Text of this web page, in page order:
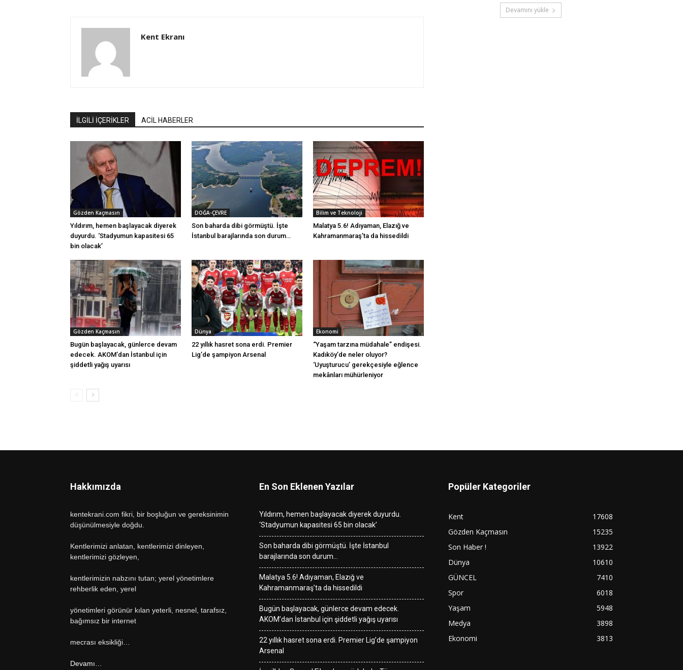
Kent Ekranı
İLGİLİ İÇERİKLER ACİL HABERLER
Gözden Kaçmasın
Yıldırım, hemen başlayacak diyerek
duyurdu. ‘Stadyumun kapasitesi 65
bin olacak’
DOĞA-ÇEVRE
Son baharda dibi görmüştü. İşte
İstanbul barajlarında son durum…
Bilim ve Teknoloji
Malatya 5.6! Adıyaman, Elazığ ve
Kahramanmaraş’ta da hissedildi
Gözden Kaçmasın
Bugün başlayacak, günlerce devam
edecek. AKOM’dan İstanbul için
şiddetli yağış uyarısı
Dünya
22 yıllık hasret sona erdi. Premier
Lig’de şampiyon Arsenal
Ekonomi
“Yaşam tarzına müdahale” endişesi.
Kadıköy’de neler oluyor?
‘Uyuşturucu’ gerekçesiyle eğlence
mekânları mühürleniyor
Devamını yükle
Hakkımızda
kentekrani.com fikri, bir boşluğun ve gereksinimin
düşünülmesiyle doğdu.
Kentlerimizi anlatan, kentlerimizi dinleyen,
kentlerimizi gözleyen,
kentlerimizin nabzını tutan; yerel yönetimlere
rehberlik eden, yerel
yönetimleri görünür kılan yeterli, nesnel, tarafsız,
bağımsız bir internet
mecrası eksikliği…
Devamı…
En Son Eklenen Yazılar
Yıldırım, hemen başlayacak diyerek duyurdu.
‘Stadyumun kapasitesi 65 bin olacak’
Son baharda dibi görmüştü. İşte İstanbul
barajlarında son durum…
Malatya 5.6! Adıyaman, Elazığ ve
Kahramanmaraş’ta da hissedildi
Bugün başlayacak, günlerce devam edecek.
AKOM’dan İstanbul için şiddetli yağış uyarısı
22 yıllık hasret sona erdi. Premier Lig’de şampiyon
Arsenal
Popüler Kategoriler
Kent
17608
Gözden Kaçmasın
15235
Son Haber !
13922
Dünya
10610
GÜNCEL
7410
Spor
6018
Yaşam
5948
Medya
3898
Ekonomi
3813